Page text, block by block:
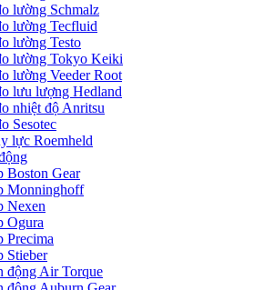
lường Schmalz
lường Tecfluid
lường Testo
lường Tokyo Keiki
lường Veeder Root
lưu lượng Hedland
nhiệt độ Anritsu
Sesotec
lực Roemheld
Boston Gear
Monninghoff
Nexen
Ogura
Precima
Stieber
động Air Torque